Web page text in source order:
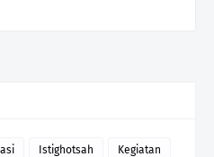
Istighotsah Kegiatan